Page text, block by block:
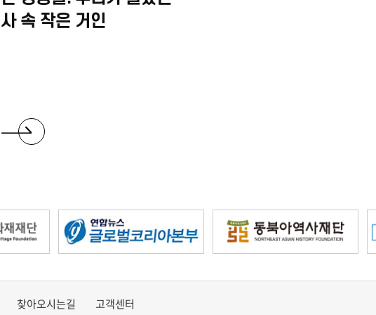
속 작은 거인
찾아오시는길 고객센터